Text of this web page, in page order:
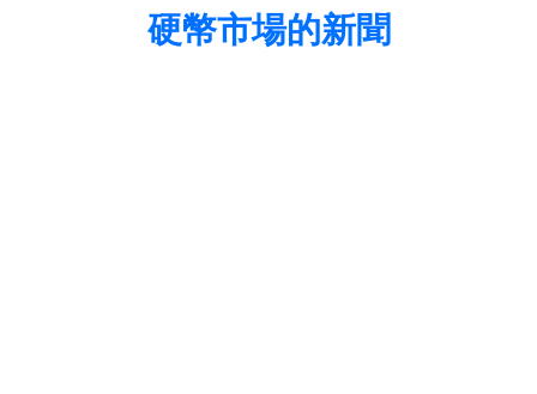
硬幣市場的新聞